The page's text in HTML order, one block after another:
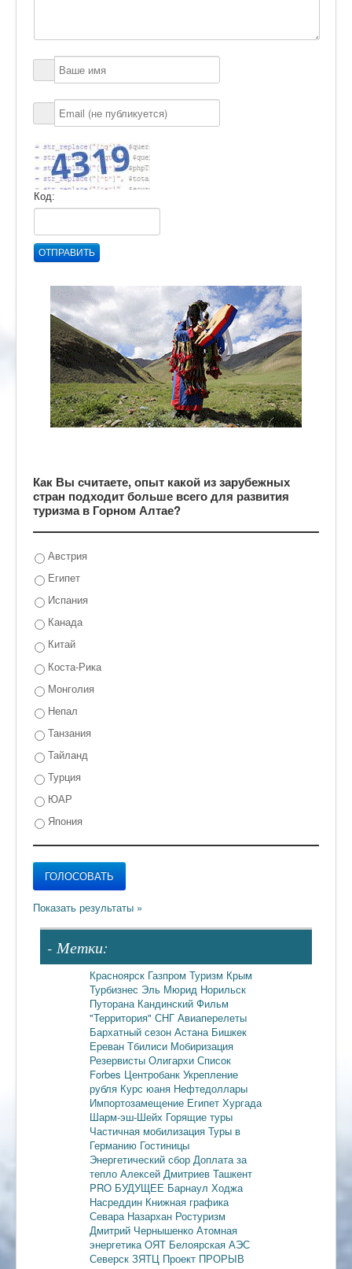
Код:
ОТПРАВИТЬ
Как Вы считаете, опыт какой из зарубежных
стран подходит больше всего для развития
туризма в Горном Алтае?
Австрия
Египет
Испания
Канада
Китай
Коста-Рика
Монголия
Непал
Танзания
Тайланд
Турция
ЮАР
Япония
- Метки:
Красноярск Газпром Туризм Крым
Турбизнес Эль Мюрид Норильск
Путорана Кандинский Фильм
"Территория" СНГ Авиаперелеты
Бархатный сезон Астана Бишкек
Ереван Тбилиси Мобиризация
Резервисты Олигархи Список
Forbes Центробанк Укрепление
рубля Курс юаня Нефтедоллары
Импортозамещение Египет Хургада
Шарм-эш-Шейх Горящие туры
Частичная мобилизация Туры в
Германию Гостиницы
Энергетический сбор Доплата за
тепло Алексей Дмитриев Ташкент
PRO БУДУЩЕЕ Барнаул Ходжа
Насреддин Книжная графика
Севара Назархан Ростуризм
Дмитрий Чернышенко Атомная
энергетикаОЯТ Белоярская АЭС
Северск ЗЯТЦ Проект ПРОРЫВ